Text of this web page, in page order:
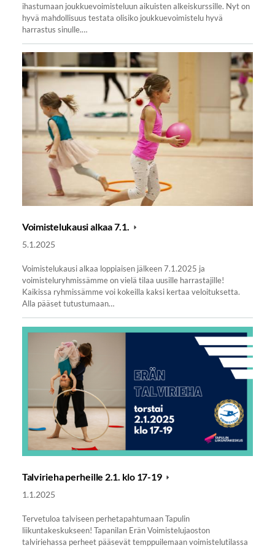
ihastumaan joukkuevoimisteluun aikuisten alkeiskurssille. Nyt on
hyvä mahdollisuus testata olisiko joukkuevoimistelu hyvä
harrastus sinulle.…
Voimistelukausi alkaa 7.1.
5.1.2025
Voimistelukausi alkaa loppiaisen jälkeen 7.1.2025 ja
voimisteluryhmissämme on vielä tilaa uusille harrastajille!
Kaikissa ryhmissämme voi kokeilla kaksi kertaa veloituksetta.
Alla pääset tutustumaan…
Talvirieha perheille 2.1. klo 17-19
1.1.2025
Tervetuloa talviseen perhetapahtumaan Tapulin
liikuntakeskukseen! Tapanilan Erän Voimistelujaoston
talviriehassa perheet pääsevät temppuilemaan voimistelutilassa